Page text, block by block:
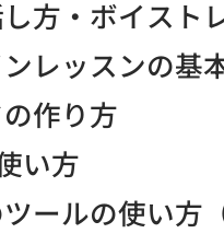
方・ボイスト
レッスンの基
作り方
い方
ールの使い方